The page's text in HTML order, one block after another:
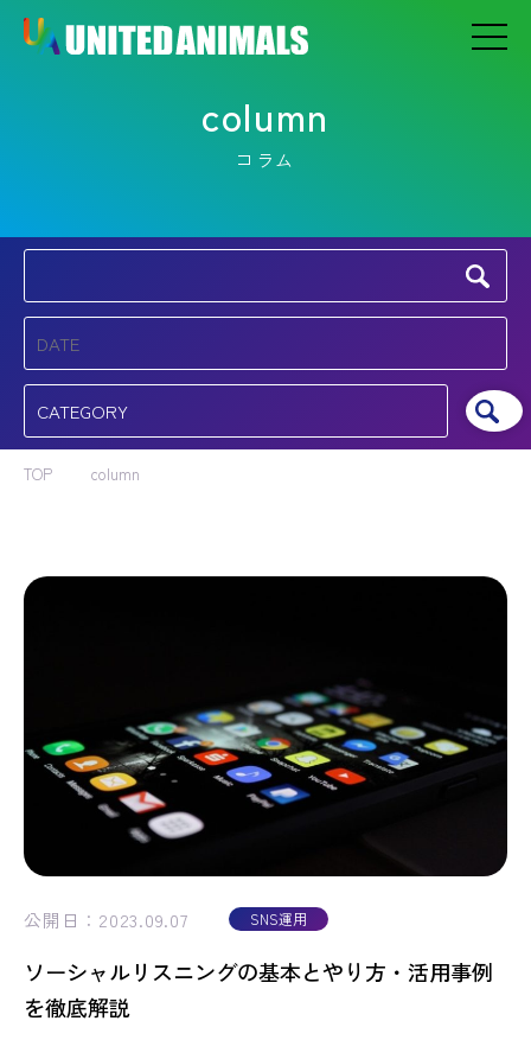
column
コラム
TOP column
公開日：2023.09.07 SNS運用
ソーシャルリスニングの基本とやり方・活用事例
を徹底解説